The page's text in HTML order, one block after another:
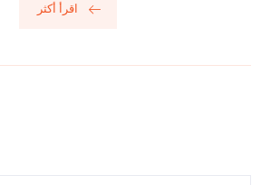
اقرأ أكثر